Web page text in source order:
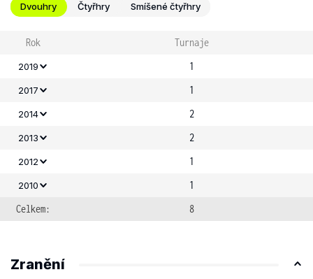
Dvouhry Čtyřhry Smíšené čtyřhry
Rok Turnaje
2019 1
2017 1
2014 2
2013 2
2012 1
2010
1
Celkem:
8
Zranění